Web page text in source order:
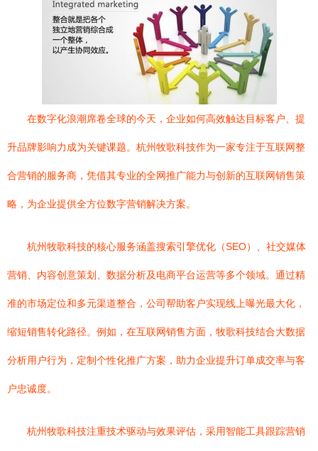
在数字化浪潮席卷全球的今天，企业如何高效触达目标客户、提
升品牌影响力成为关键课题。杭州牧歌科技作为一家专注于互联网整
合营销的服务商，凭借其专业的全网推广能力与创新的互联网销售策
略，为企业提供全方位数字营销解决方案。
杭州牧歌科技的核心服务涵盖搜索引擎优化（SEO）、社交媒体
营销、内容创意策划、数据分析及电商平台运营等多个领域。通过精
准的市场定位和多元渠道整合，公司帮助客户实现线上曝光最大化，
缩短销售转化路径。例如，在互联网销售方面，牧歌科技结合大数据
分析用户行为，定制个性化推广方案，助力企业提升订单成交率与客
户忠诚度。
杭州牧歌科技注重技术驱动与效果评估，采用智能工具跟踪营销